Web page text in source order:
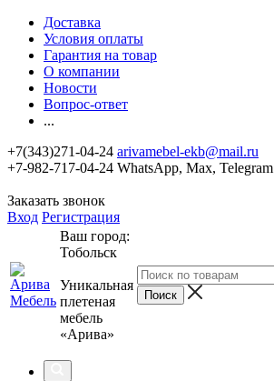
Доставка
Условия оплаты
Гарантия на товар
О компании
Новости
Вопрос-ответ
...
+7(343)271-04-24 arivamebel-ekb@mail.ru
+7-982-717-04-24 WhatsApp, Max, Telegram
Заказать звонок
Вход Регистрация
Ваш город:
Тобольск
Уникальная
плетеная
мебель
«Арива»